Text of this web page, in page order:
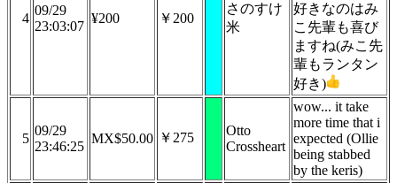
4
09/29
23:03:07
¥200 ￥200
さのすけ
米
好きなのはみ
こ先輩も喜び
ますね(みこ先
輩もランタン
好き)
5
09/29
23:46:25
MX$50.00 ￥275
Otto
Crossheart
wow... it take
more time that i
expected (Ollie
being stabbed
by the keris)